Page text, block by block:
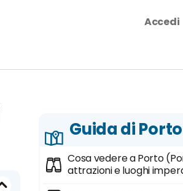
Guida di Porto
Cosa vedere a Porto
attrazioni e luoghi